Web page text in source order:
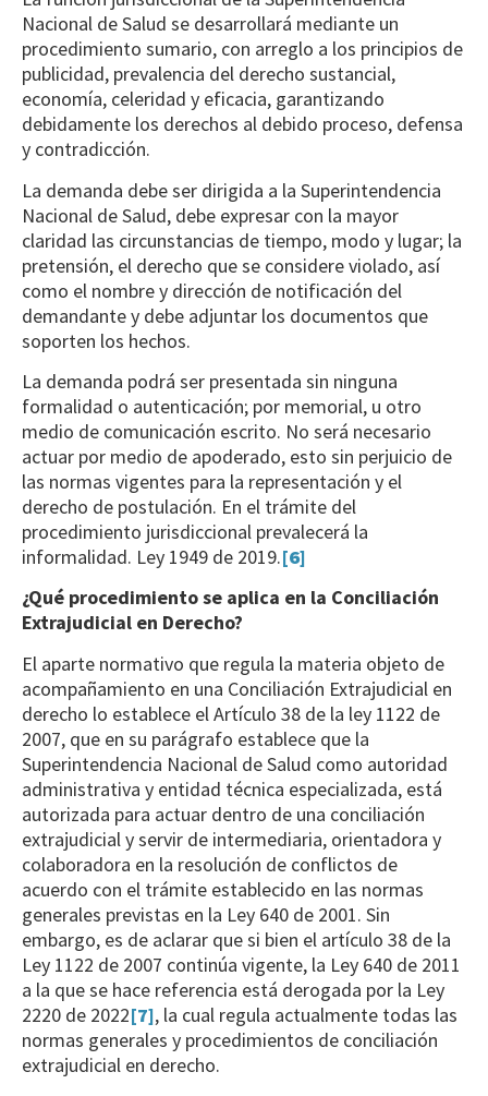
Nacional de Salud se desarrollará mediante un
procedimiento sumario, con arreglo a los principios de
publicidad, prevalencia del derecho sustancial,
economía, celeridad y eficacia, garantizando
debidamente los derechos al debido proceso, defensa
y contradicción.
La demanda debe ser dirigida a la Superintendencia
Nacional de Salud, debe expresar con la mayor
claridad las circunstancias de tiempo, modo y lugar; la
pretensión, el derecho que se considere violado, así
como el nombre y dirección de notificación del
demandante y debe adjuntar los documentos que
soporten los hechos.
La demanda podrá ser presentada sin ninguna
formalidad o autenticación; por memorial, u otro
medio de comunicación escrito. No será necesario
actuar por medio de apoderado, esto sin perjuicio de
las normas vigentes para la representación y el
derecho de postulación. En el trámite del
procedimiento jurisdiccional prevalecerá la
informalidad. Ley 1949 de 2019.[6]
¿Qué procedimiento se aplica en la Conciliación
Extrajudicial en Derecho?
El aparte normativo que regula la materia objeto de
acompañamiento en una Conciliación Extrajudicial en
derecho lo establece el Artículo 38 de la ley 1122 de
2007, que en su parágrafo establece que la
Superintendencia Nacional de Salud como autoridad
administrativa y entidad técnica especializada, está
autorizada para actuar dentro de una conciliación
extrajudicial y servir de intermediaria, orientadora y
colaboradora en la resolución de conflictos de
acuerdo con el trámite establecido en las normas
generales previstas en la Ley 640 de 2001. Sin
embargo, es de aclarar que si bien el artículo 38 de la
Ley 1122 de 2007 continúa vigente, la Ley 640 de 2011
a la que se hace referencia está derogada por la Ley
2220 de 2022[7], la cual regula actualmente todas las
normas generales y procedimientos de conciliación
extrajudicial en derecho.